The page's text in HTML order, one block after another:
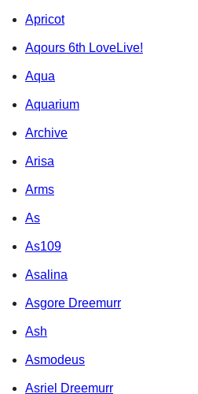
Apricot
Aqours 6th LoveLive!
Aqua
Aquarium
Archive
Arisa
Arms
As
As109
Asalina
Asgore Dreemurr
Ash
Asmodeus
Asriel Dreemurr